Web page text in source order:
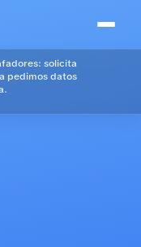
solicita
pedimos datos